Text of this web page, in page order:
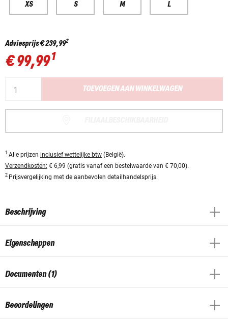
XS S M L
Adviesprijs€ 239,992
€ 99,991
TOEVOEGEN AAN WINKELWAGEN
1 Alle prijzen inclusief wettelijke btw (België).
Verzendkosten: € 6,99 (gratis vanaf een bestelwaarde van € 70,00).
2 Prijsvergelijking met de aanbevolen detailhandelsprijs.
Beschrijving
Eigenschappen
Documenten (1)
Beoordelingen